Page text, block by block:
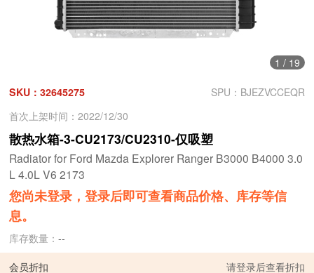
1 / 19
SKU：32645275
SPU：BJEZVCCEQR
首次上架时间：2022/12/30
散热水箱-3-CU2173/CU2310-仅吸塑
Radiator for Ford Mazda Explorer Ranger B3000 B4000 3.0
L 4.0L V6 2173
您尚未登录，登录后即可查看商品价格、库存等信
息。
库存数量：--
会员折扣 请登录后查看折扣